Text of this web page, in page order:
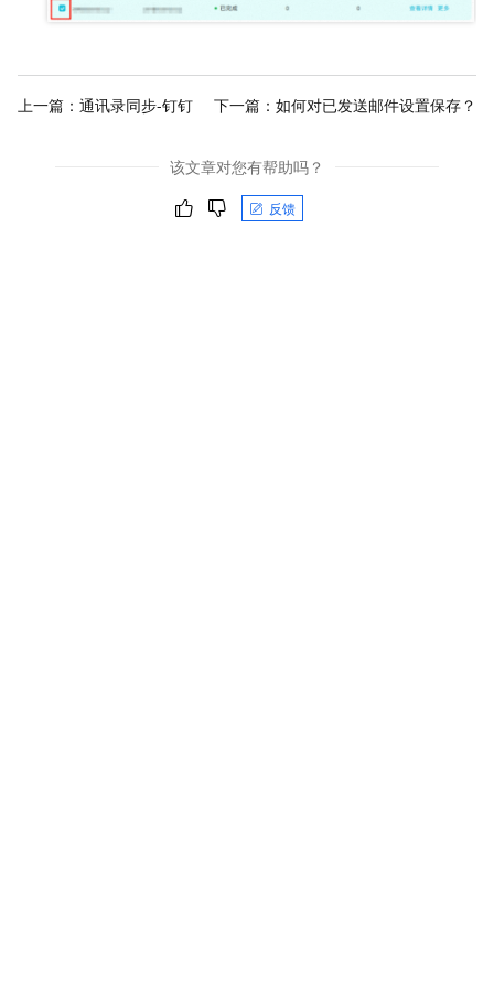
上一篇： 通讯录同步-钉钉 下一篇： 如何对已发送邮件设置保存？
该文章对您有帮助吗？
反馈